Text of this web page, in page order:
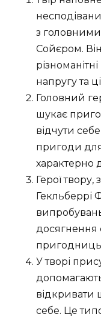
з
Сойєром.
напругу та
Головний
шукає
відчути
пригоди для
характерно
Герої
Гекльберрі
досягнення
У творі
відкривати
себе. Це